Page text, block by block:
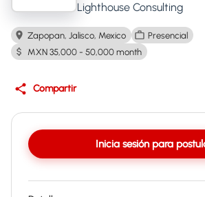
Lighthouse Consulting
Zapopan, Jalisco, Mexico
Presencial
MXN 35,000 - 50,000 month
Compartir
Inicia sesión para